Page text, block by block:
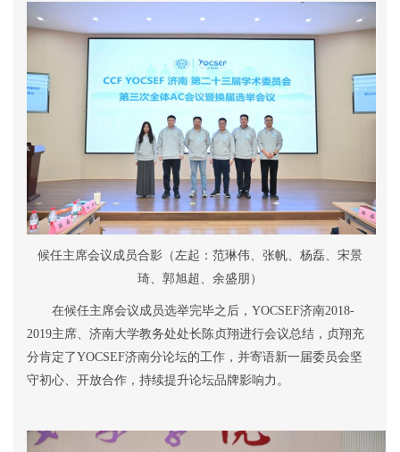
候任主席会议成员合影（左起：范琳伟、张帆、杨磊、宋景
琦、郭旭超、余盛朋）
在候任主席会议成员选举完毕之后， YOCSEF济南2018-
2019主席、济南大学教务处处长陈贞翔进行会议总结，贞翔充
分肯定了YOCSEF济南分论坛的工作，并寄语新一届委员会坚
守初心、开放合作，持续提升论坛品牌影响力。